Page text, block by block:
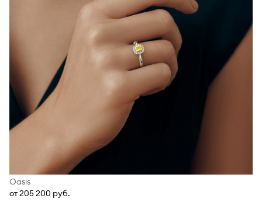
Oasis
от 205 200 руб.